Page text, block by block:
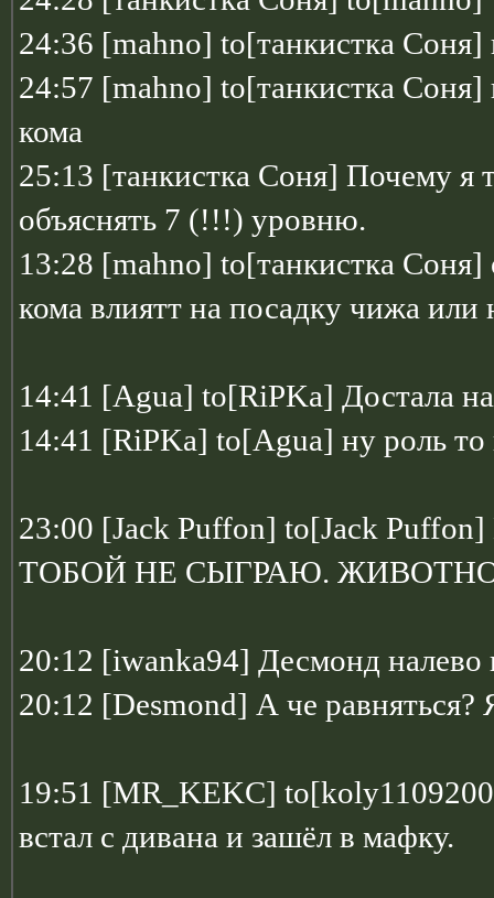
24:36 [mahno] to[танкистка Соня]
24:57 [mahno] to[танкистка
кома
25:13 [танкистка Соня] Почему я
объяснять 7 (!!!) уровню.
13:28 [mahno] to[танкистка Соня]
кома влиятт на посадку чижа или
14:41 [Agua] to[RiPKa] Достала
14:41 [RiPKa] to[Agua] ну роль
23:00 [Jack Puffon] to[Jack
ТОБОЙ НЕ СЫГРАЮ.
20:12 [iwanka94] Десмонд налево
20:12 [Desmond] А че равняться?
19:51 [MR_KEKC]
встал с дивана и зашёл в мафку.